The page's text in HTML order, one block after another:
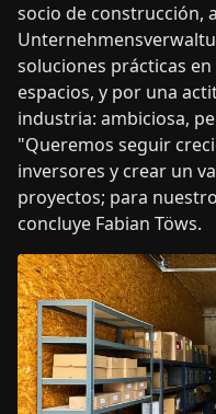
socio de construcción,
soluciones prácticas
espacios, y por una
industria: ambiciosa,
"Queremos seguir
inversores y crear un
proyectos; para
concluye Fabian Töws.